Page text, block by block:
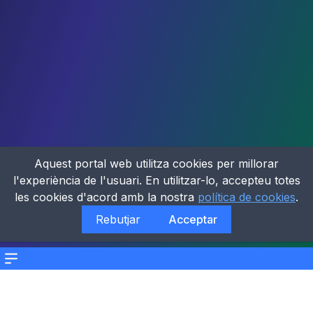
Menu
Aquest portal web utilitza cookies per millorar
l'experiència de l'usuari. En utilitzar-lo, accepteu totes
les cookies d'acord amb la nostra política de cookies.
Rebutjar
Acceptar